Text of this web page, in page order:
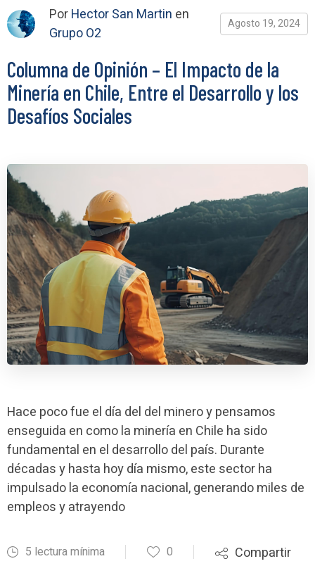
PorHector San Martin en
Grupo O2
Agosto 19, 2024
Columna de Opinión – El Impacto de la
Minería en Chile, Entre el Desarrollo y los
Desafíos Sociales
Hace poco fue el día del del minero y pensamos
enseguida en como la minería en Chile ha sido
fundamental en el desarrollo del país. Durante
décadas y hasta hoy día mismo, este sector ha
impulsado la economía nacional, generando miles de
empleos y atrayendo
5 lectura mínima 0 Compartir